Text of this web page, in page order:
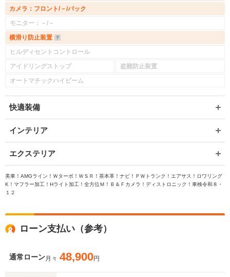
カメラ：フロント/－/バック
モニター：－/－
横滑り防止装置
ヒルディセントコントロール
アイドリングストップ
盗難防止装置
オートマチックハイビーム
快適装備
インテリア
エクステリア
美車！AMGライン！Ｗターボ！ＷＳＲ！茶本革！ナビ！ＰＷトランク！エアサス！ロワリング
K！マフラー加工！Hライト加工！全方位Ｍ！Ｂ＆Ｆカメラ！ディストロニック！車検令和８・
１２
ローン支払い（参考）
通常ローン月々 48,900円